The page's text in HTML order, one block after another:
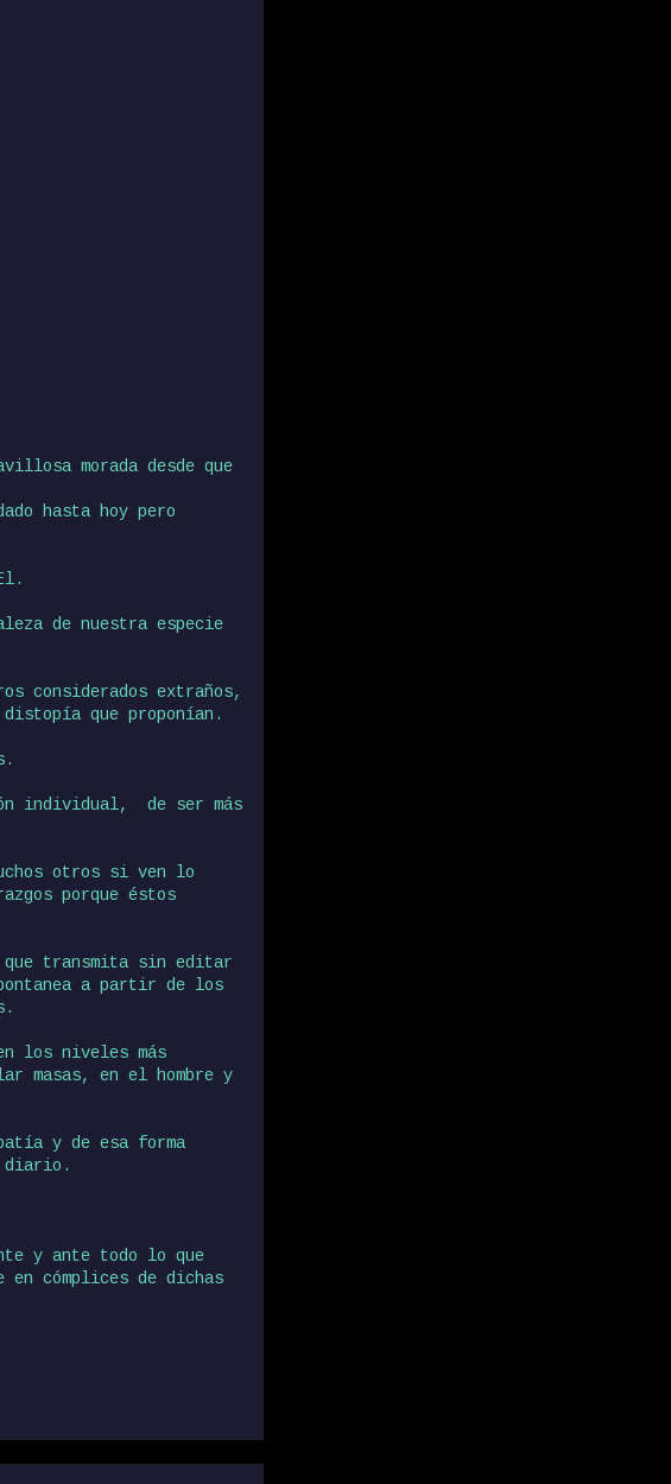
morada desde que
hasta hoy pero
de nuestra especie
considerados extraños,
que proponían.
individual, de ser más
otros si ven lo
porque éstos
que transmita sin editar
a partir de los
los niveles más
masas, en el hombre y
y de esa forma
diario.
y ante todo lo que
cómplices de dichas